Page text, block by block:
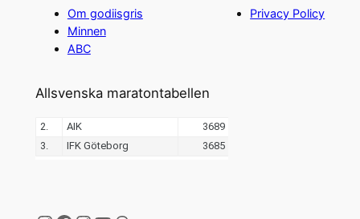
Om godiisgris
Minnen
ABC
Privacy Policy
Allsvenska maratontabellen